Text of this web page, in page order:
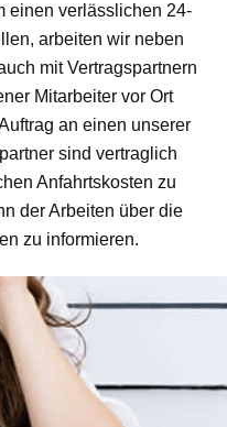
einen verlässlichen 24-
arbeiten wir neben
mit Vertragspartnern
Mitarbeiter vor Ort
an einen unserer
sind vertraglich
Anfahrtskosten zu
der Arbeiten über die
zu informieren.